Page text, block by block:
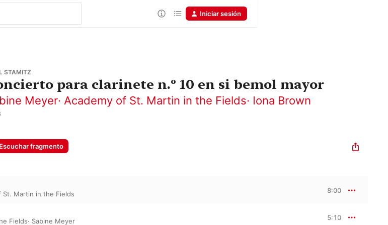
Iniciar sesión
STAMITZ
para clarinete n.º 10 en si bemol mayor
Meyer· Academy of St. Martin in the Fields· Iona Brown
Escuchar fragmento
St. Martin in the Fields 8:00
Fields· Sabine Meyer 5:10